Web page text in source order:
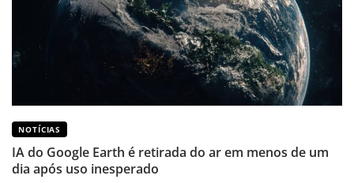
NOTÍCIAS
IA do Google Earth é retirada do ar em menos de um
dia após uso inesperado